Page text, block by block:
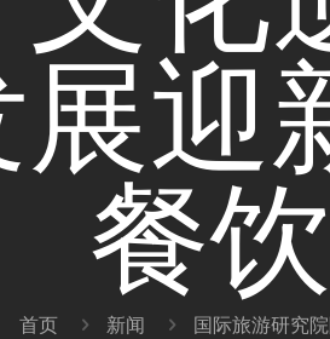
迎
餐
首页 新闻 国际旅游研究